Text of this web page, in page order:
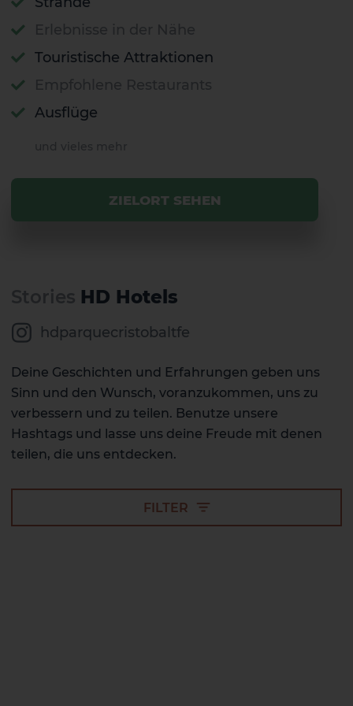
Touristische Attraktionen
Ausflüge
ZIELORT SEHEN
HD Hotels
hdparquecristobaltfe
Deine Geschichten und Erfahrungen geben uns
Sinn und den Wunsch, voranzukommen, uns zu
verbessern und zu teilen. Benutze unsere
Hashtags und lasse uns deine Freude mit denen
teilen, die uns entdecken.
FILTER